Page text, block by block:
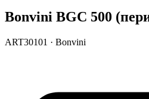
Bonvini BGC 500
ART30101 · Bonvini